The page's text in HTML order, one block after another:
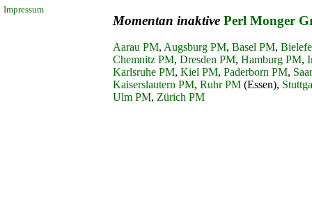
Impressum
Momentan inaktive Perl Monger
Aarau PM, Augsburg PM, Basel PM,
Chemnitz PM, Dresden PM, Hamburg PM,
Karlsruhe PM, Kiel PM, Paderborn PM,
Kaiserslautern PM, Ruhr PM (Essen),
Ulm PM, Zürich PM